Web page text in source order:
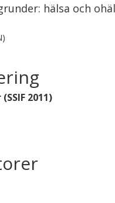
hälsa och
2011)